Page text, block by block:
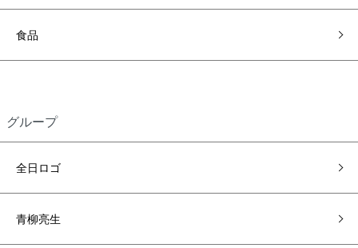
食品
グループ
全日ロゴ
青柳亮生